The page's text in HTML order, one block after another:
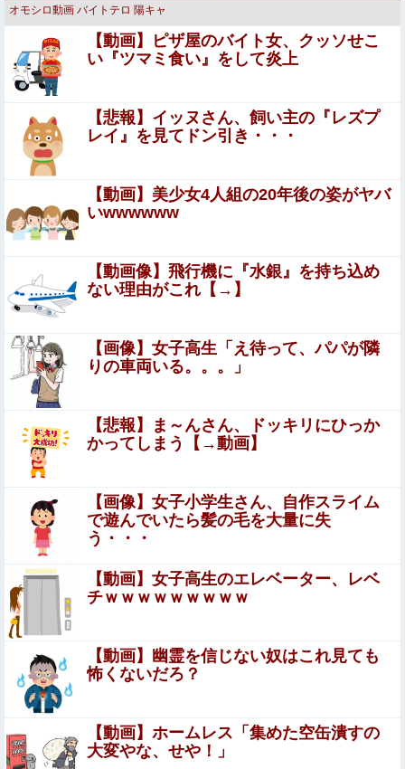
【驚愕】ロシアの風俗事情をご覧くださいｗｗｗｗｗｗｗ
ｗｗｗwwww
【画像】JKダンス部、部員の８割が巨乳のムホホ部だっ
たｗｗｗｗ
ジャンポケ斎藤と代理人のやりとり、「地獄すぎて完全に
コントになってる……」と衝撃を受ける人が続出中
【悲報】 佳子さま、あやうく「おパンツ」がお見えに
なってしまうｗｗｗｗｗ
ヌーディストビーチじゃない海水浴場で女が全裸オ○ニー
【悲報】佐藤二朗さん主演の「踊る」スピンオフ作品、結
局撮影中止が決定wwwwwwwwwwww
【閲覧注意】イスラム教徒の指導者、11歳の女子小学生を
めちゃくちゃにヤってしまう…（動画あり）
【画像】山ガールさん、山でラーメンを食べたら
おじさんに怒られるｗｗｗ
兵庫県斎藤知事、不正会計の疑いで前知事に聞き取り調査
北海道江別大学生殺人事件、主犯格の川口被告(19)に無期
懲役の判決
【閲覧注意】村に降りてきた熊、2人を殺すも、怒り狂う
100人の村人に囲まれこうなる…（動画あり）
【画像あり】 人妻「この順番通りにク○ニすれば女は爆発
します」
ジャングリア沖縄「3万円です」←ディズニー超えの強気
価格ｗｗｗ
【画像】 ワイの会社の女さん、『コレ』を強調し過ぎて完
全にあたしこ枠を狙ってるんだがw w w w w w w w w w w
w
オモシロ動画 バイトテロ 陽キャ
【動画】ピザ屋のバイト女、クッソせこ
い『ツマミ食い』をして炎上
【悲報】イッヌさん、飼い主の『レズプ
レイ』を見てドン引き・・・
【動画】美少女4人組の20年後の姿がヤバ
いwwwwww
【動画像】飛行機に『水銀』を持ち込め
ない理由がこれ【→】
【画像】女子高生「え待って、パパが隣
りの車両いる。。。」
【悲報】ま～んさん、ドッキリにひっか
かってしまう【→動画】
【画像】女子小学生さん、自作スライム
で遊んでいたら髪の毛を大量に失
う・・・
【動画】女子高生のエレベーター、レベ
チｗｗｗｗｗｗｗｗｗ
【動画】幽霊を信じない奴はこれ見ても
怖くないだろ？
【動画】ホームレス「集めた空缶潰すの
大変やな、せや！」